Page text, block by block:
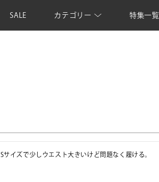
SALE カテゴリー 特集一覧
Sサイズで少しウエスト大きいけど問題なく履ける。